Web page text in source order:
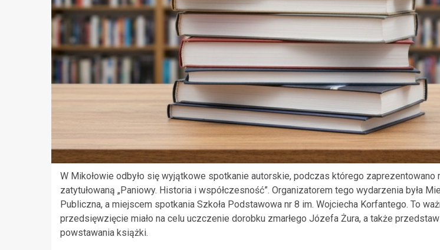
W Mikołowie odbyło się wyjątkowe spotkanie autorskie, podczas którego zaprezentowano
zatytułowaną „Paniowy. Historia i współczesność”. Organizatorem tego wydarzenia była
Publiczna, a miejscem spotkania Szkoła Podstawowa nr 8 im. Wojciecha Korfantego. To
przedsięwzięcie miało na celu uczczenie dorobku zmarłego Józefa Żura, a także
powstawania książki.